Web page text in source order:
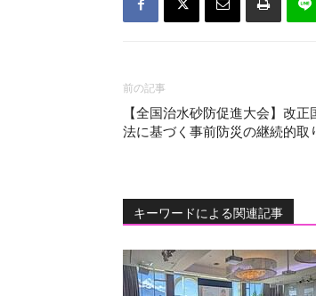
前の記事
【全国治水砂防促進大会】改
法に基づく事前防災の継続的取
キーワードによる関連記事